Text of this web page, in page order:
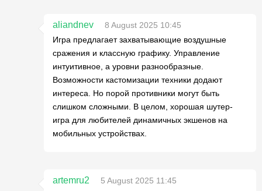
aliandnev
8 August 2025 10:45
Игра предлагает захватывающие воздушные
сражения и классную графику. Управление
интуитивное, а уровни разнообразные.
Возможности кастомизации техники додают
интереса. Но порой противники могут быть
слишком сложными. В целом, хорошая шутер-
игра для любителей динамичных экшенов на
мобильных устройствах.
artemru2
5 August 2025 11:45